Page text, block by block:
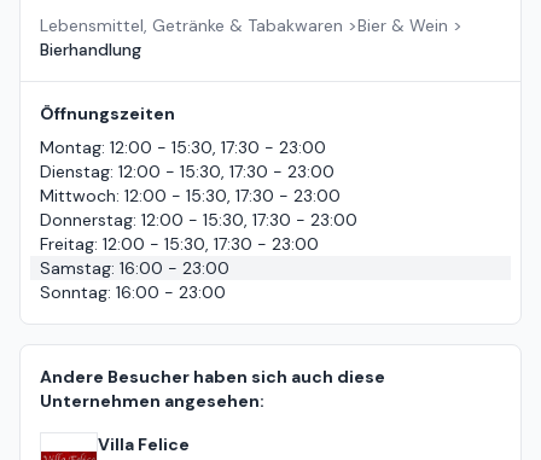
Lebensmittel, Getränke & Tabakwaren >Bier & Wein >
Bierhandlung
Öffnungszeiten
Montag: 12:00 - 15:30, 17:30 - 23:00
Dienstag: 12:00 - 15:30, 17:30 - 23:00
Mittwoch: 12:00 - 15:30, 17:30 - 23:00
Donnerstag: 12:00 - 15:30, 17:30 - 23:00
Freitag: 12:00 - 15:30, 17:30 - 23:00
Samstag: 16:00 - 23:00
Sonntag: 16:00 - 23:00
Andere Besucher haben sich auch diese
Unternehmen angesehen:
Villa Felice